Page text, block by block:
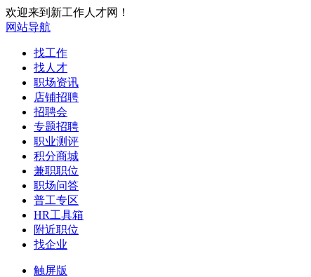
欢迎来到新工作人才网！
网站导航
找工作
找人才
职场资讯
店铺招聘
招聘会
专题招聘
职业测评
积分商城
兼职职位
职场问答
普工专区
HR工具箱
附近职位
找企业
触屏版